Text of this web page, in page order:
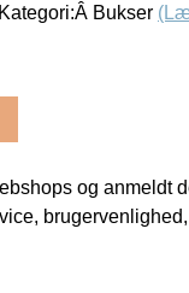
Bukser
og anmeldt